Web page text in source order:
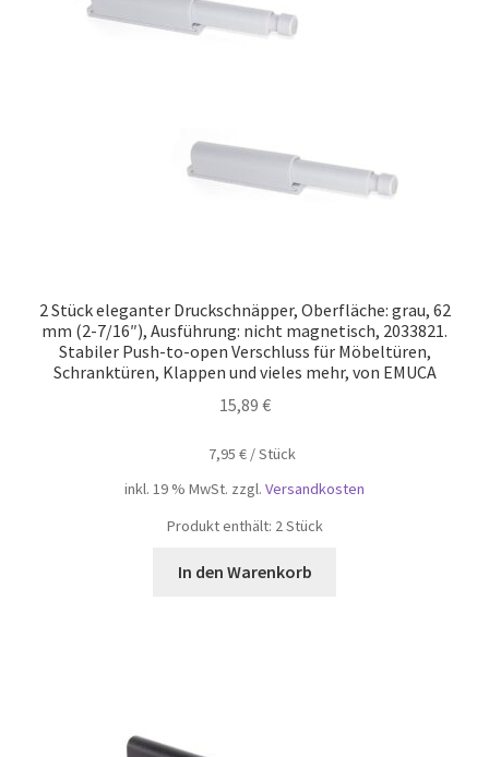
2 Stück eleganter Druckschnäpper, Oberfläche: grau, 62
mm (2-7/16″), Ausführung: nicht magnetisch, 2033821.
Stabiler Push-to-open Verschluss für Möbeltüren,
Schranktüren, Klappen und vieles mehr, von EMUCA
15,89 €
7,95€ /Stück
inkl. 19 % MwSt. zzgl. Versandkosten
Produkt enthält: 2Stück
In den Warenkorb